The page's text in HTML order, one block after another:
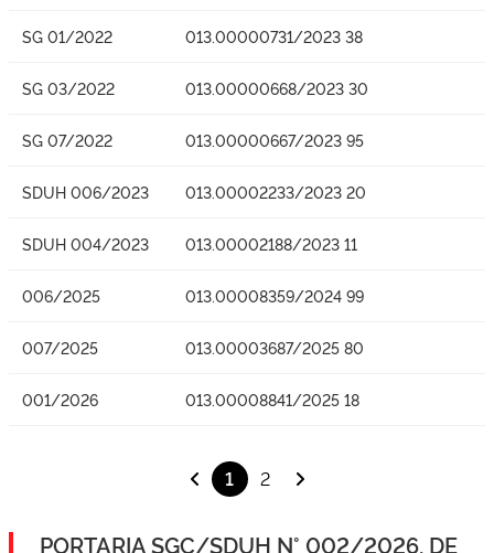
SG 01/2022 013.00000731/2023 38
SG 03/2022 013.00000668/2023 30
SG 07/2022 013.00000667/2023 95
SDUH 006/2023 013.00002233/2023 20
SDUH 004/2023 013.00002188/2023 11
006/2025 013.00008359/2024 99
007/2025 013.00003687/2025 80
001/2026 013.00008841/2025 18
1 2
PORTARIA SGC/SDUH N° 002/2026, DE